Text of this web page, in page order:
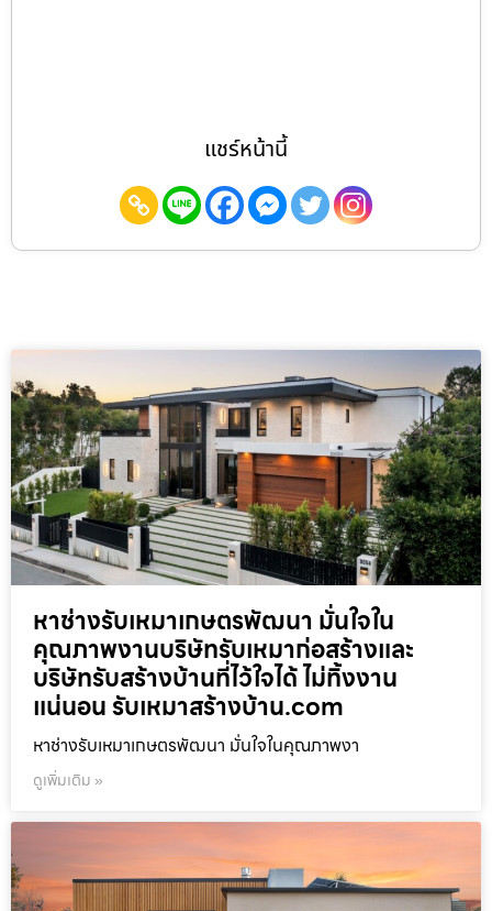
แชร์หน้านี้
หาช่างรับเหมาเกษตรพัฒนา มั่นใจใน
คุณภาพงานบริษัทรับเหมาก่อสร้างและ
บริษัทรับสร้างบ้านที่ไว้ใจได้ ไม่ทิ้งงาน
แน่นอน รับเหมาสร้างบ้าน.com
หาช่างรับเหมาเกษตรพัฒนา มั่นใจในคุณภาพงา
ดูเพิ่มเติม »